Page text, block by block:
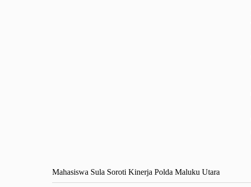
Mahasiswa Sula Soroti Kinerja Polda Maluku Utara